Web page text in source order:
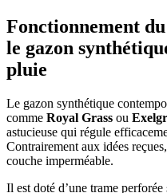
Fonctionnement
le gazon
pluie
Le gazon synthétique
comme Royal Grass ou
astucieuse qui régule
Contrairement aux idées
couche imperméable.
Il est doté d’une trame